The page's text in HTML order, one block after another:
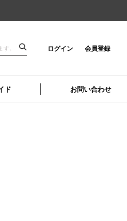
ログイン 会員登録
ド お問い合わせ